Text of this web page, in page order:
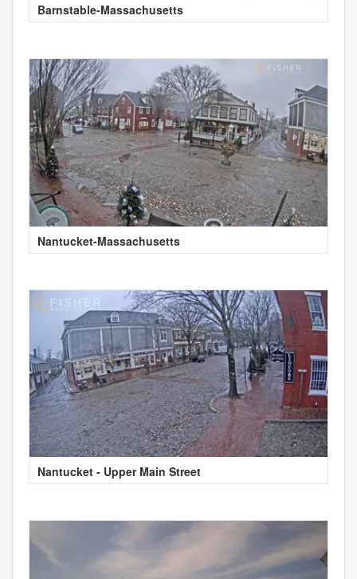
Barnstable-Massachusetts
Nantucket-Massachusetts
Nantucket - Upper Main Street